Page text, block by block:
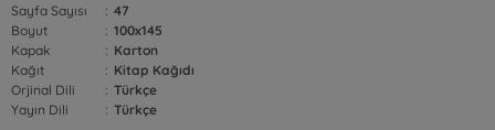
Sayfa Sayısı
: 47
Boyut
: 100x145
Kapak
: Karton
Kağıt
: Kitap Kağıdı
Orjinal Dili
: Türkçe
Yayın Dili
: Türkçe